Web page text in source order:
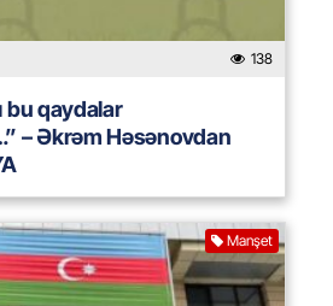
138
bu qaydalar
– Əkrəm Həsənovdan
Manşet